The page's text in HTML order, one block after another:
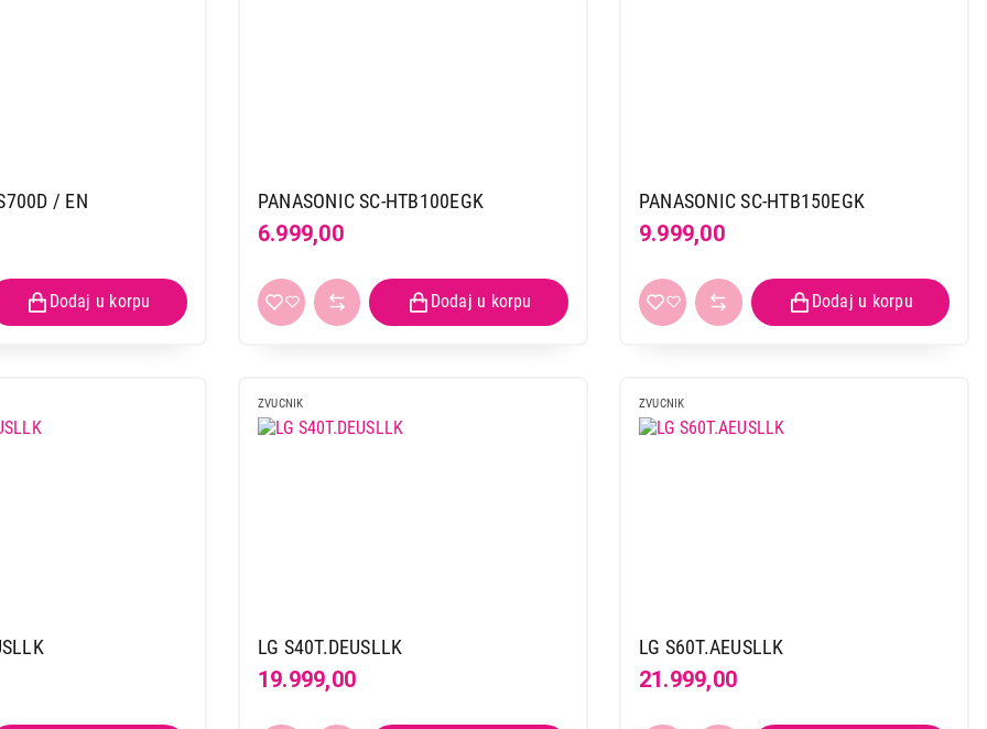
/ EN PANASONIC SC-HTB100EGK
6.999,00
PANASONIC SC-HTB150EGK
9.999,00
ZVUCNIK
LG S40T.DEUSLLK
19.999,00
ZVUCNIK
LG S60T.AEUSLLK
21.999,00